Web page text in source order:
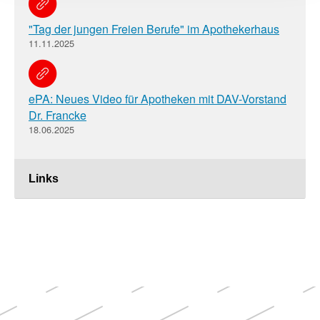
Links
"Tag der jungen Freien Berufe" im Apothekerhaus
11.11.2025
ePA: Neues Video für Apotheken mit DAV-Vorstand
Dr. Francke
18.06.2025
Weitere
Themen